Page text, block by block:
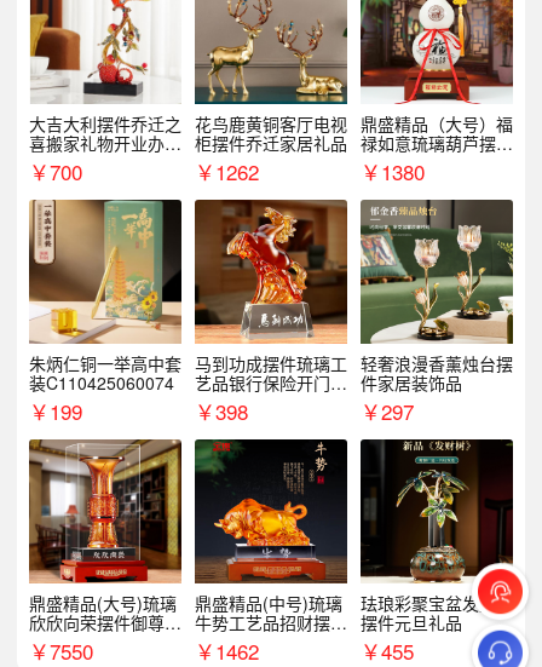
大吉大利摆件乔迁之
喜搬家礼物开业办公
室家居客厅玄关酒柜
装饰品
￥700
花鸟鹿黄铜客厅电视
柜摆件乔迁家居礼品
￥1262
鼎盛精品（大号）福
禄如意琉璃葫芦摆件
招财家居客厅乔迁新
居礼品
￥1380
朱炳仁铜一举高中套
装C110425060074
￥199
马到功成摆件琉璃工
艺品银行保险开门红
周年庆典伴手礼表彰
礼品
￥398
轻奢浪漫香薰烛台摆
件家居装饰品
￥297
鼎盛精品(大号)琉璃
欣欣向荣摆件御尊开
业乔迁商务往来纪念
品
￥7550
鼎盛精品(中号)琉璃
牛势工艺品招财摆件
银行企业商务上市礼
品
￥1462
珐琅彩聚宝盆发财树
摆件元旦礼品
￥455